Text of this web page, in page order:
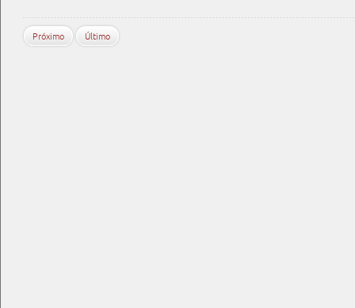
Próximo Último